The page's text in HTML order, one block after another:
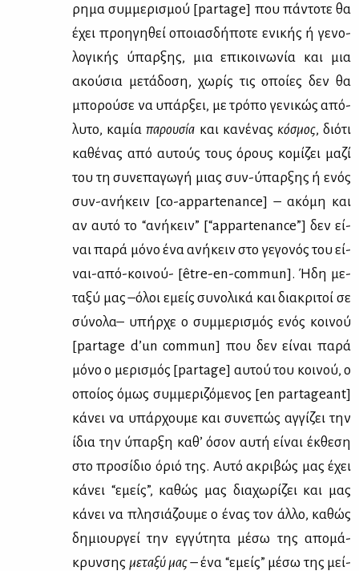
ρη­μα συμ­με­ρι­σμού [partage] που πά­ντο­τε θα
έχει προη­γη­θεί οποιασ­δή­πο­τε ενι­κής ή γε­νο­
λο­γι­κής ύπαρ­ξης, μια επι­κοι­νω­νία και μια
ακού­σια με­τά­δο­ση, χω­ρίς τις οποί­ες δεν θα
μπο­ρού­σε να υπάρ­ξει, με τρό­πο γε­νι­κώς από­
λυ­το, κα­μίαπα­ρου­σία και κα­νέ­νας κό­σμος, διό­τι
κα­θέ­νας από αυ­τούς τους όρους κο­μί­ζει μα­ζί
του τη συ­νε­πα­γω­γή μιας συν-ύπαρ­ξης ή ενός
συν-ανή­κειν [co-appartenance] – ακό­μη και
αν αυ­τό το “ανή­κειν” [“appartenance”] δεν εί­
ναι πα­ρά μό­νο ένα ανή­κειν στο γε­γο­νός του εί­
ναι-από-κοι­νού- [être-en-commun]. Ήδη με­
τα­ξύ μας –όλοι εμείς συ­νο­λι­κά και δια­κρι­τοί σε
σύ­νο­λα– υπήρ­χε ο συμ­με­ρι­σμός ενός κοι­νού
[partage d’un commun] που δεν εί­ναι πα­ρά
μό­νο ο με­ρι­σμός [partage] αυ­τού του κοι­νού, ο
οποί­ος όμως συμ­με­ρι­ζό­με­νος [en partageant]
κά­νει να υπάρ­χου­με και συ­νε­πώς αγ­γί­ζει την
ίδια την ύπαρ­ξη κα­θ’ όσον αυ­τή εί­ναι έκ­θε­ση
στο προ­σί­διο όριό της. Aυ­τό ακρι­βώς μας έχει
κά­νει “εμείς”, κα­θώς μας δια­χω­ρί­ζει και μας
κά­νει να πλη­σιά­ζου­με ο ένας τον άλ­λο, κα­θώς
δη­μιουρ­γεί την εγ­γύ­τη­τα μέ­σω της απο­μά­
κρυν­σης με­τα­ξύ μας– ένα “εμείς” μέ­σω της μεί­